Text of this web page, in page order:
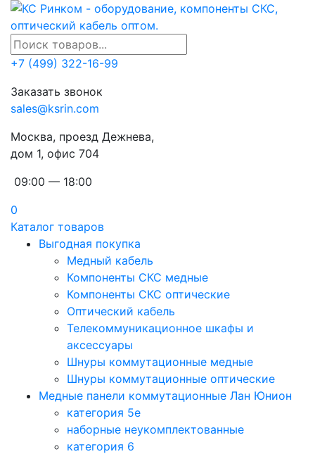
+7 (499) 322-16-99
Заказать звонок
sales@ksrin.com
Москва, проезд Дежнева,
дом 1, офис 704
09:00 — 18:00
0
Каталог товаров
Выгодная покупка
Медный кабель
Компоненты СКС медные
Компоненты СКС оптические
Оптический кабель
Телекоммуникационное шкафы и
аксессуары
Шнуры коммутационные медные
Шнуры коммутационные оптические
Медные панели коммутационные Лан Юнион
категория 5e
наборные неукомплектованные
категория 6